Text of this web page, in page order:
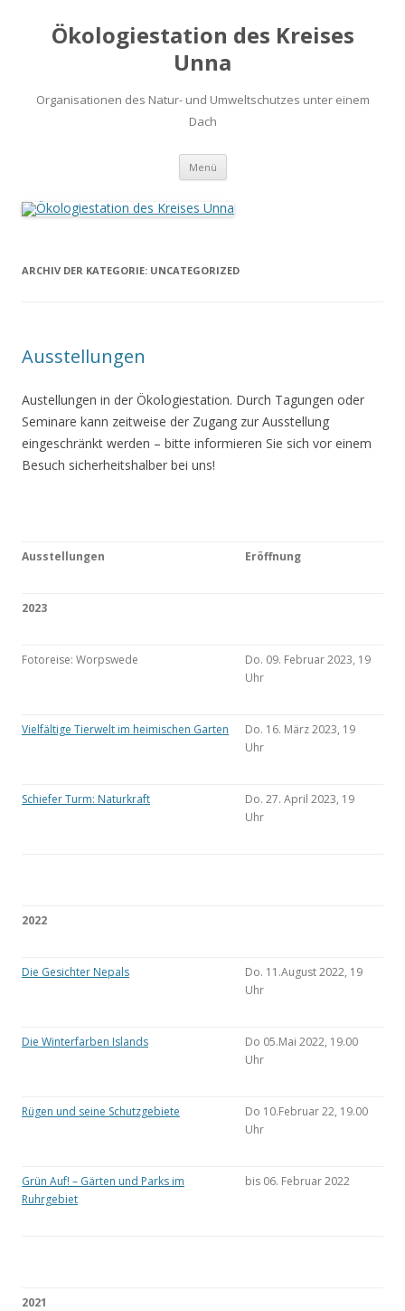
Ökologiestation des Kreises
Unna
Organisationen des Natur- und Umweltschutzes unter einem
Dach
Menü Zum
springen
ARCHIV DER KATEGORIE: UNCATEGORIZED
Ausstellungen
Austellungen in der Ökologiestation. Durch Tagungen oder
Seminare kann zeitweise der Zugang zur Ausstellung
eingeschränkt werden – bitte informieren Sie sich vor einem
Besuch sicherheitshalber bei uns!
Ausstellungen Eröffnung
2023
Fotoreise: Worpswede
Do. 09. Februar 2023, 19
Uhr
Vielfältige Tierwelt im heimischen Garten
Do. 16. März 2023, 19
Uhr
Schiefer Turm: Naturkraft
Do. 27. April 2023, 19
Uhr
2022
Die Gesichter Nepals
Do. 11.August 2022, 19
Uhr
Die Winterfarben Islands
Do 05.Mai 2022, 19.00
Uhr
Rügen und seine Schutzgebiete
Do 10.Februar 22, 19.00
Uhr
Grün Auf! – Gärten und Parks im
Ruhrgebiet
bis 06. Februar 2022
2021